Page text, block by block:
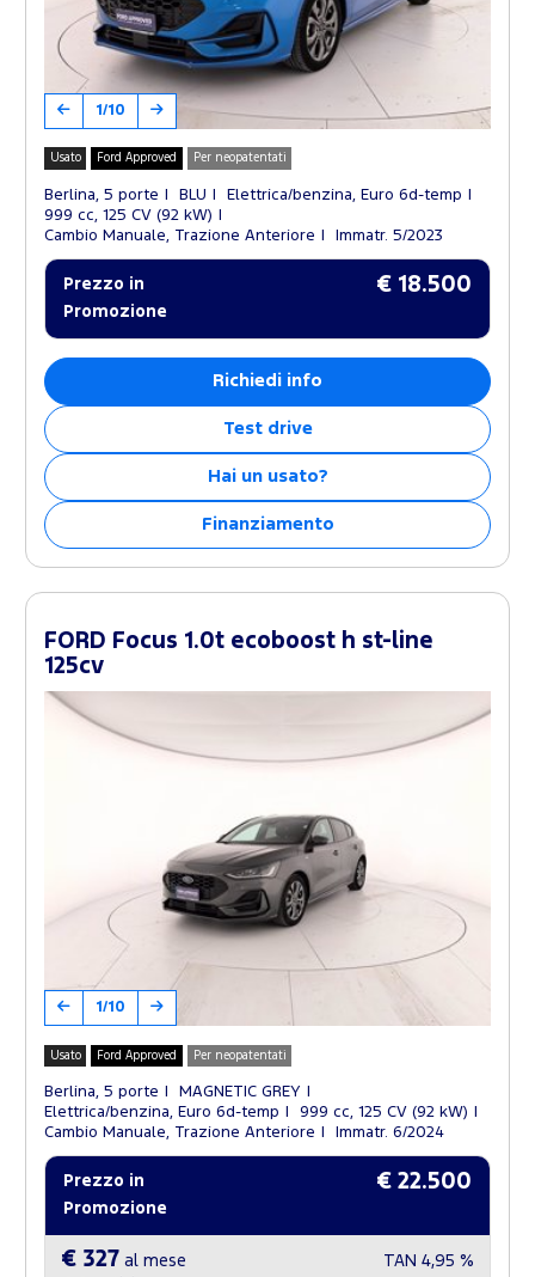
1/10
Usato Ford Approved Per neopatentati
Berlina, 5 porte BLU
Elettrica/benzina, Euro 6d-temp
999 cc, 125 CV (92 kW)
Cambio Manuale, Trazione Anteriore
Immatr. 5/2023
Prezzo in
Promozione
€ 18.500
Richiedi info
Test drive
Hai un usato?
Finanziamento
FORD Focus 1.0t ecoboost h st-line
125cv
1/10
Usato Ford Approved Per neopatentati
Berlina, 5 porte
MAGNETIC GREY
Elettrica/benzina, Euro 6d-temp
999 cc, 125 CV (92 kW)
Cambio Manuale, Trazione Anteriore
Immatr. 6/2024
Prezzo in
Promozione
€ 22.500
€ 327 al mese
TAN 4,95 %